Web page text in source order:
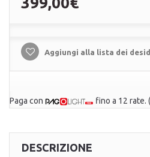
Aggiungi alla lista dei
Paga con fino a 12 rate. (
DESCRIZIONE